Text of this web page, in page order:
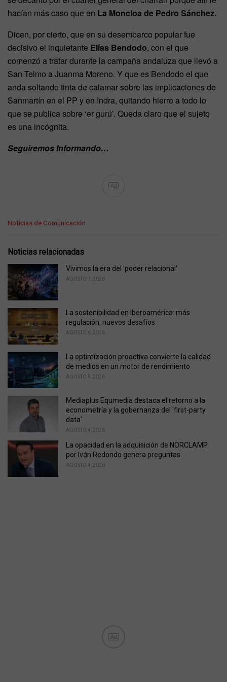
hacían más caso que en La Moncloa de Pedro Sánchez.
Dicen, por cierto, que en su desembarco popular fue
decisivo el inquietante Elías Bendodo, con el que
comenzó a tratar durante la campaña andaluza que llevó a
San Telmo a Juanma Moreno. Y que es Bendodo el que
anda soltando tinta de calamar sobre las implicaciones de
Sanmartín en el PP y en Indra, quitando hierro a todo lo
que se publica sobre ‘er gurú’. Queda claro que el sujeto
es una incógnita.
Seguiremos Informando…
Ad
C
e
o
r
e
Noticias de Comunicación
Noticias relacionadas
Vivimos la era del 'poder relacional'
AGOSTO 7, 2026
La sostenibilidad en Iberoamérica: más
regulación, nuevos desafíos
AGOSTO 6, 2026
La optimización proactiva convierte la calidad
de medios en un motor de rendimiento
AGOSTO 5, 2026
Mediaplus Equmedia destaca el retorno a la
econometría y la gobernanza del 'first-party
data'
AGOSTO 4, 2026
La opacidad en la adquisición de NORCLAMP
por Iván Redondo genera preguntas
AGOSTO 4, 2026
Ad